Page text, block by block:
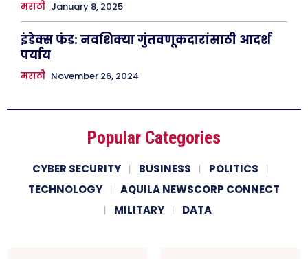
मराठी January 8, 2025
इंडेक्स फंड: नवशिक्या गुंतवणूकदारांसाठी आदर्श
पर्याय
मराठी November 26, 2024
Popular Categories
CYBER SECURITY BUSINESS
POLITICS
TECHNOLOGY
AQUILA NEWSCORP CONNECT
MILITARY
DATA